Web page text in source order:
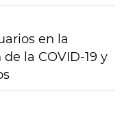
en la
la COVID-19 y